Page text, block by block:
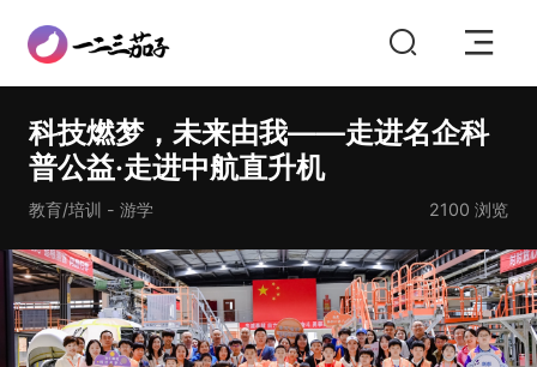
科技燃梦，未来由我——走进名企科
普公益·走进中航直升机
教育/培训 - 游学 2100 浏览